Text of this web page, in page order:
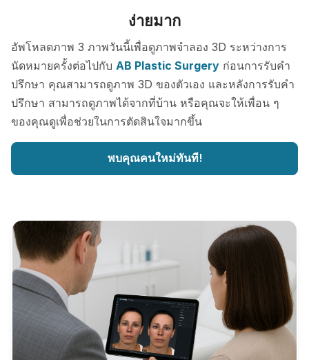
ง่ายมาก
อัพโหลดภาพ 3 ภาพวันนี้เพื่อดูภาพจำลอง 3D ระหว่างการ
นัดหมายครั้งต่อไปกับ AB Plastic Surgery ก่อนการรับคำ
ปรึกษา คุณสามารถดูภาพ 3D ของตัวเอง และหลังการรับคำ
ปรึกษา สามารถดูภาพได้จากที่บ้าน หรือคุณจะให้เพื่อน ๆ
ของคุณดูเพื่อช่วยในการตัดสินใจมากขึ้น
พบคุณคนใหม่ทันที!